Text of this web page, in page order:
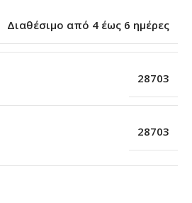
Διαθέσιμο από 4 έως 6 ημέρες
28703
28703